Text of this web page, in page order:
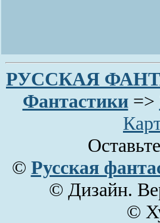
РУССКАЯ
Фантастики=>
Оставьте
© Русская
© Дизайн.
©